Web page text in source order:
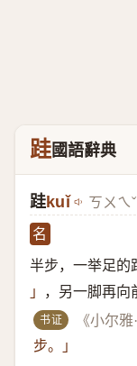
跬國語辭典
跬kuǐ ㄎㄨㄟˇ
名
半步，一举足的
」
，另一脚再向
书证 《小尔雅
步。」